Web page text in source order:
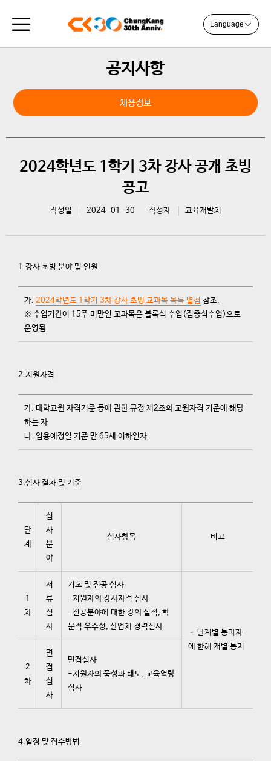
Language
공지사항
채용정보
2024학년도 1학기 3차 강사 공개 초빙
공고
작성일 2024-01-30 작성자 교육개발처
1.강사 초빙 분야 및 인원
가. 2024학년도 1학기 3차 강사 초빙 교과목 목록 별첨 참조.
※ 수업기간이 15주 미만인 교과목은 블록식 수업(집중식수업)으로
운영됨.
2.지원자격
가. 대학교원 자격기준 등에 관한 규정 제2조의 교원자격 기준에 해당
하는 자
나. 임용예정일 기준 만 65세 이하인자.
3.심사 절차 및 기준
단
계
심
사
분
야
심사항목 비고
1
차
서
류
심
사
기초 및 전공 심사
-지원자의 강사자격 심사
-전공분야에 대한 강의 실적, 학
문적 우수성, 산업체 경력심사
– 단계별 통과자
에 한해 개별 통지
2
차
면
접
심
사
면접심사
-지원자의 품성과 태도, 교육역량
심사
4.일정 및 접수방법